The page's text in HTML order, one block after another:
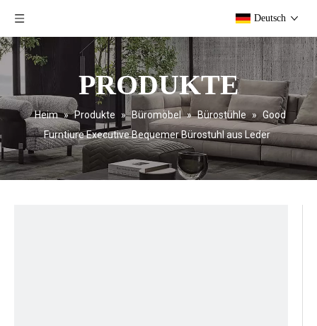
Deutsch
PRODUKTE
Heim » Produkte » Büromöbel » Bürostühle » Good
Furntiure Executive Bequemer Bürostuhl aus Leder